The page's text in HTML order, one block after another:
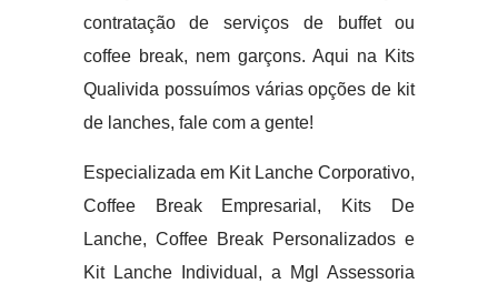
contratação de serviços de buffet ou
coffee break, nem garçons. Aqui na Kits
Qualivida possuímos várias opções de kit
de lanches, fale com a gente!
Especializada em Kit Lanche Corporativo,
Coffee Break Empresarial, Kits De
Lanche, Coffee Break Personalizados e
Kit Lanche Individual, a Mgl Assessoria